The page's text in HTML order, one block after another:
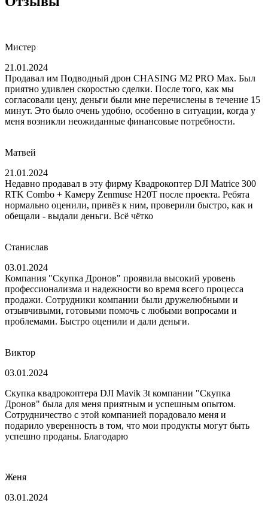
Мистер
21.01.2024
Продавал им Подводный дрон CHASING M2 PRO Max. Был
приятно удивлен скоростью сделки. После того, как мы
согласовали цену, деньги были мне перечислены в течение 15
минут. Это было очень удобно, особенно в ситуации, когда у
меня возникли неожиданные финансовые потребности.
Матвей
21.01.2024
Недавно продавал в эту фирму Квадрокоптер DJI Matrice 300
RTK Combo + Камеру Zenmuse H20T после проекта. Ребята
нормально оценили, привёз к ним, проверили быстро, как и
обещали - выдали деньги. Всё чётко
Станислав
03.01.2024
Компания "Скупка Дронов" проявила высокий уровень
профессионализма и надежности во время всего процесса
продажи. Сотрудники компании были дружелюбными и
отзывчивыми, готовыми помочь с любыми вопросами и
проблемами. Быстро оценили и дали деньги.
Виктор
03.01.2024
Скупка квадрокоптера DJI Mavik 3t компании "Скупка
Дронов" была для меня приятным и успешным опытом.
Сотрудничество с этой компанией порадовало меня и
подарило уверенность в том, что мои продукты могут быть
успешно проданы. Благодарю
Женя
03.01.2024